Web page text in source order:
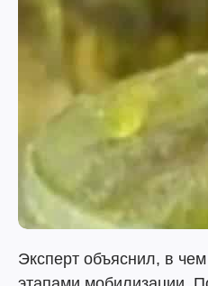
Эксперт объяснил, в